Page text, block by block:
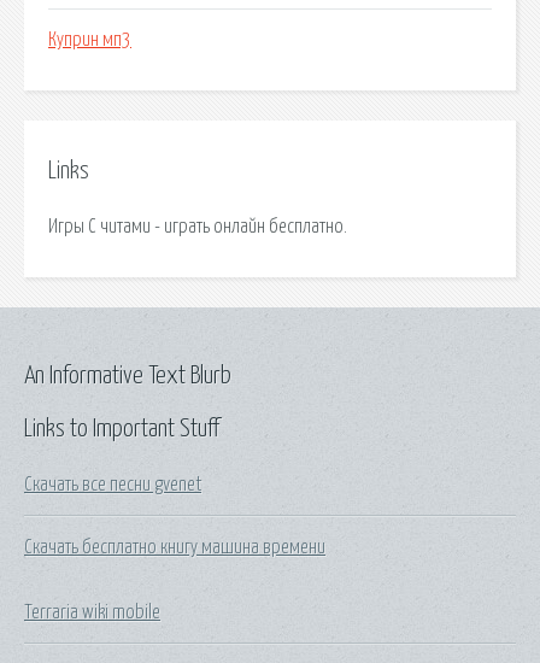
Куприн мп3
Links
Игры С читами - играть онлайн бесплатно.
Links to Important Stuff
Скачать все песни gvenet
Скачать бесплатно книгу машина времени
Terraria wiki mobile
An Informative Text Blurb